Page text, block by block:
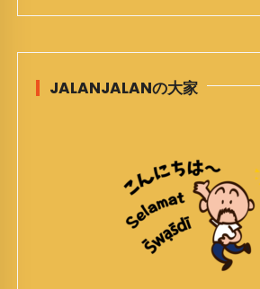
JALANJALANの大家